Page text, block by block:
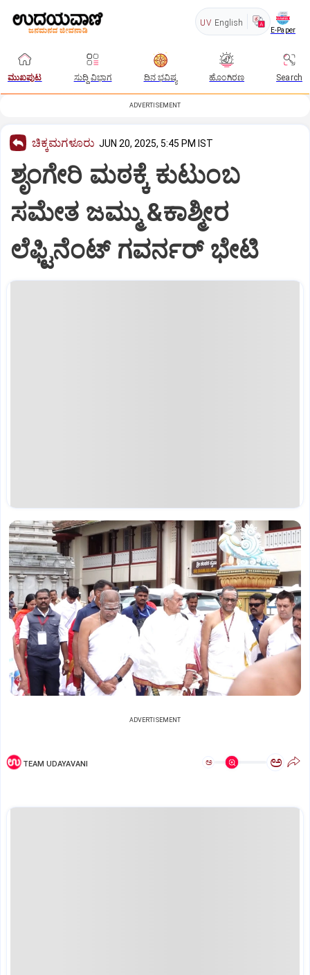
UV English
E-Paper
ಮುಖಪುಟ ಸುದ್ದಿ ವಿಭಾಗ ದಿನ ಭವಿಷ್ಯ ಹೊಂಗಿರಣ Search
ADVERTISEMENT
ಚಿಕ್ಕಮಗಳೂರು JUN 20, 2025, 5:45 PM IST
ಶೃಂಗೇರಿ ಮಠಕ್ಕೆ ಕುಟುಂಬ
ಸಮೇತ ಜಮ್ಮು &ಕಾಶ್ಮೀರ
ಲೆಫ್ಟಿನೆಂಟ್ ಗವರ್ನರ್ ಭೇಟಿ
ADVERTISEMENT
TEAM UDAYAVANI ಅ ಅ